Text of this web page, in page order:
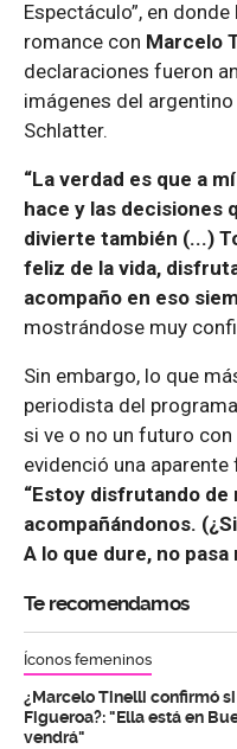
Espectáculo”, en
romance con Marcelo
declaraciones fueron
imágenes del
Schlatter.
“La verdad es que a
hace y las decisiones
divierte también (...)
feliz de la vida,
acompaño en eso
mostrándose muy
Sin embargo, lo que
periodista del
si ve o no un futuro con
evidenció una
“Estoy disfrutando de
acompañándonos.
A lo que dure, no pasa
Te recomendamos
Íconos femeninos
¿Marcelo Tinelli confirmó
Figueroa?: "Ella está en
vendrá"